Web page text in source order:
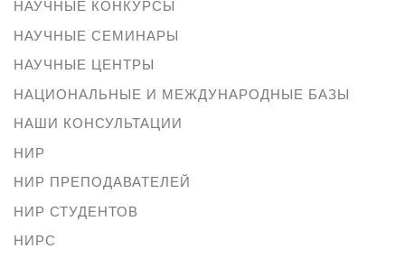
НАУЧНЫЕ КОНКУРСЫ
НАУЧНЫЕ СЕМИНАРЫ
НАУЧНЫЕ ЦЕНТРЫ
НАЦИОНАЛЬНЫЕ И МЕЖДУНАРОДНЫЕ БАЗЫ
НАШИ КОНСУЛЬТАЦИИ
НИР
НИР ПРЕПОДАВАТЕЛЕЙ
НИР СТУДЕНТОВ
НИРС